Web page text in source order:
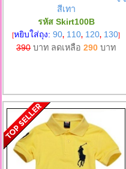
สีเทา
รหัส Skirt100B
[หยิบใส่ถุง:90, 110, 120, 130]
390บาท ลดเหลือ290 บาท